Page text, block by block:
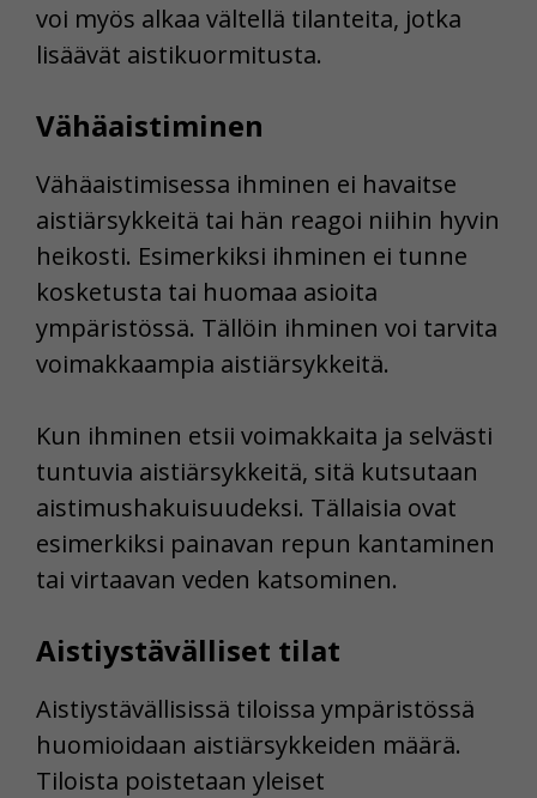
voi myös alkaa vältellä tilanteita, jotka
lisäävät aistikuormitusta.
Vähäaistiminen
Vähäaistimisessa ihminen ei havaitse
aistiärsykkeitä tai hän reagoi niihin hyvin
heikosti. Esimerkiksi ihminen ei tunne
kosketusta tai huomaa asioita
ympäristössä. Tällöin ihminen voi tarvita
voimakkaampia aistiärsykkeitä.
Kun ihminen etsii voimakkaita ja selvästi
tuntuvia aistiärsykkeitä, sitä kutsutaan
aistimushakuisuudeksi. Tällaisia ovat
esimerkiksi painavan repun kantaminen
tai virtaavan veden katsominen.
Aistiystävälliset tilat
Aistiystävällisissä tiloissa ympäristössä
huomioidaan aistiärsykkeiden määrä.
Tiloista poistetaan yleiset